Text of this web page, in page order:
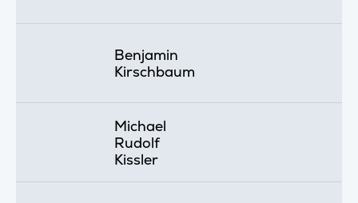
Benjamin
Kirschbaum
Michael
Rudolf
Kissler